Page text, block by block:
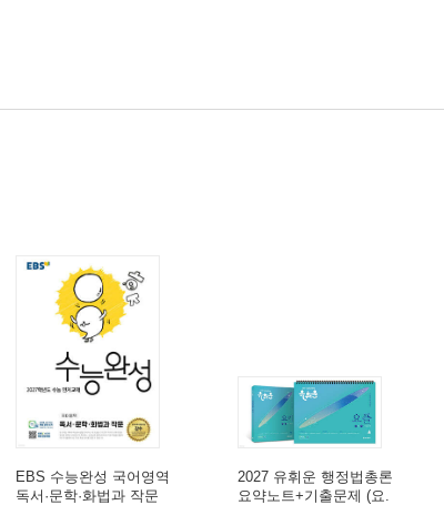
EBS 수능완성 국어영역
독서·문학·화법과 작문
2027 유휘운 행정법총론
요약노트+기출문제 (요.